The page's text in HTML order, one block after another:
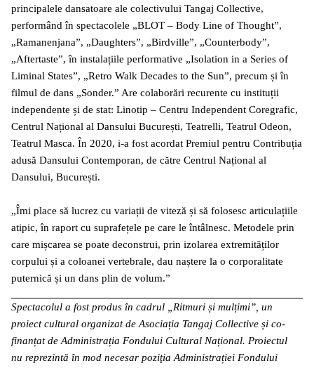
principalele dansatoare ale colectivului Tangaj Collective,
performând în spectacolele „BLOT – Body Line of Thought”,
„Ramanenjana”, „Daughters”, „Birdville”, „Counterbody”,
„Aftertaste”, în instalațiile performative „Isolation in a Series of
Liminal States”, „Retro Walk Decades to the Sun”, precum și în
filmul de dans „Sonder.” Are colaborări recurente cu instituții
independente și de stat: Linotip – Centru Independent Coregrafic,
Centrul Național al Dansului București, Teatrelli, Teatrul Odeon,
Teatrul Masca. În 2020, i-a fost acordat Premiul pentru Contribuția
adusă Dansului Contemporan, de către Centrul Național al
Dansului, București.
„Îmi place să lucrez cu variații de viteză și să folosesc articulațiile
atipic, în raport cu suprafețele pe care le întâlnesc. Metodele prin
care mișcarea se poate deconstrui, prin izolarea extremităților
corpului și a coloanei vertebrale, dau naștere la o corporalitate
puternică și un dans plin de volum.”
Spectacolul a fost produs în cadrul „Ritmuri și mulțimi”, un
proiect cultural organizat de Asociația Tangaj Collective și co-
finanțat de Administrația Fondului Cultural Național. Proiectul
nu reprezintă în mod necesar poziţia Administrației Fondului